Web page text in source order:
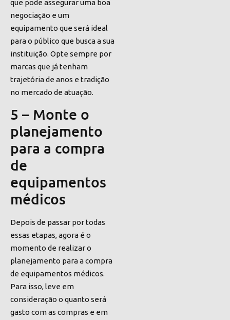
que pode assegurar uma boa
negociação e um
equipamento que será ideal
para o público que busca a sua
instituição. Opte sempre por
marcas que já tenham
trajetória de anos e tradição
no mercado de atuação.
5 – Monte o
planejamento
para a compra
de
equipamentos
médicos
Depois de passar por todas
essas etapas, agora é o
momento de realizar o
planejamento para a compra
de equipamentos médicos.
Para isso, leve em
consideração o quanto será
gasto com as compras e em